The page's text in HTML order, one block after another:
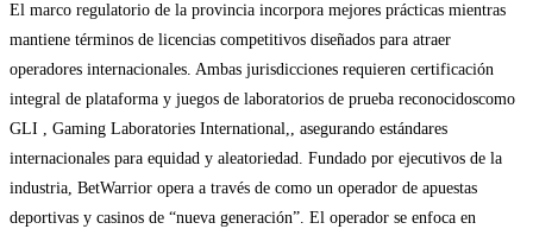
El marco regulatorio de la provincia incorpora mejores prácticas mientras
mantiene términos de licencias competitivos diseñados para atraer
operadores internacionales. Ambas jurisdicciones requieren certificación
integral de plataforma y juegos de laboratorios de prueba reconocidoscomo
GLI , Gaming Laboratories International,, asegurando estándares
internacionales para equidad y aleatoriedad. Fundado por ejecutivos de la
industria, BetWarrior opera a través de como un operador de apuestas
deportivas y casinos de “nueva generación”. El operador se enfoca en